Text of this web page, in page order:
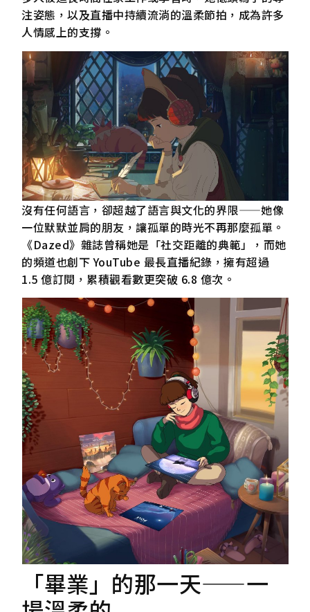
注姿態，以及直播中持續流淌的溫柔節拍，成為許多
人情感上的支撐。
沒有任何語言，卻超越了語言與文化的界限——她像
一位默默並肩的朋友，讓孤單的時光不再那麼孤單。
《Dazed》雜誌曾稱她是「社交距離的典範」，而她
的頻道也創下 YouTube 最長直播紀錄，擁有超過
1.5 億訂閱，累積觀看數更突破 6.8 億次。
「畢業」的那一天——一